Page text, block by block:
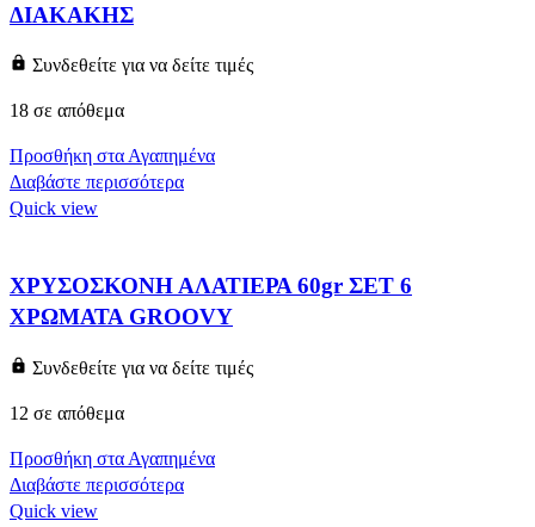
ΔΙΑΚΑΚΗΣ
Συνδεθείτε για να δείτε τιμές
18 σε απόθεμα
Προσθήκη στα Αγαπημένα
Διαβάστε περισσότερα
Quick view
ΧΡΥΣΟΣΚΟΝΗ ΑΛΑΤΙΕΡΑ 60gr ΣΕΤ 6
ΧΡΩΜΑΤΑ GROOVY
Συνδεθείτε για να δείτε τιμές
12 σε απόθεμα
Προσθήκη στα Αγαπημένα
Διαβάστε περισσότερα
Quick view